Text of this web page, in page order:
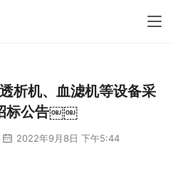
析机、血滤机等设备采
标公告￼￼
2022年9月8日 下午5:44